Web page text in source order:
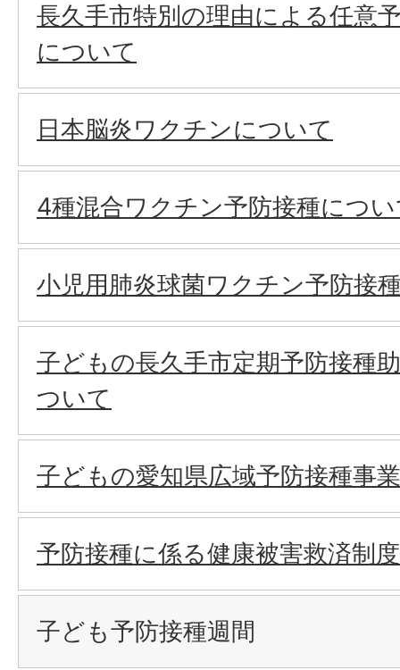
長久手市特別の理由による任意
について
日本脳炎ワクチンについて
4種混合ワクチン予防接種につ
小児用肺炎球菌ワクチン予防接
子どもの長久手市定期予防接種
ついて
子どもの愛知県広域予防接種事
予防接種に係る健康被害救済制度
子ども予防接種週間